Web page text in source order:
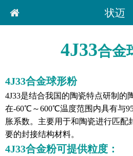
状迈
4J33合金
4J33合金球形粉
4J33是结合我国的陶瓷特点研制的
在-60℃～600℃温度范围内具有与
胀系数。主要用于和陶瓷进行匹配
要的封接结构材料。
4J33合金粉可提供粒度：